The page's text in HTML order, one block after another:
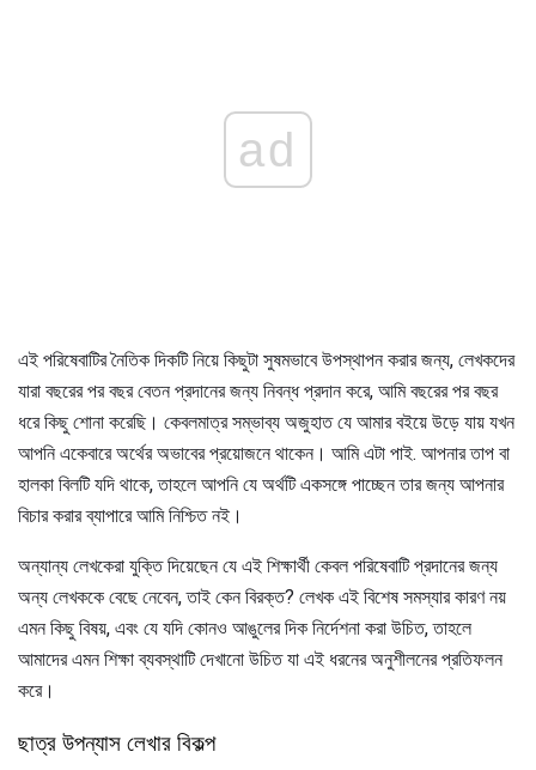
ad
এই পরিষেবাটির নৈতিক দিকটি নিয়ে কিছুটা সুষমভাবে উপস্থাপন করার জন্য, লেখকদের
যারা বছরের পর বছর বেতন প্রদানের জন্য নিবন্ধ প্রদান করে, আমি বছরের পর বছর
ধরে কিছু শোনা করেছি। কেবলমাত্র সম্ভাব্য অজুহাত যে আমার বইয়ে উড়ে যায় যখন
আপনি একেবারে অর্থের অভাবের প্রয়োজনে থাকেন। আমি এটা পাই. আপনার তাপ বা
হালকা বিলটি যদি থাকে, তাহলে আপনি যে অর্থটি একসঙ্গে পাচ্ছেন তার জন্য আপনার
বিচার করার ব্যাপারে আমি নিশ্চিত নই।
অন্যান্য লেখকেরা যুক্তি দিয়েছেন যে এই শিক্ষার্থী কেবল পরিষেবাটি প্রদানের জন্য
অন্য লেখককে বেছে নেবেন, তাই কেন বিরক্ত? লেখক এই বিশেষ সমস্যার কারণ নয়
এমন কিছু বিষয়, এবং যে যদি কোনও আঙুলের দিক নির্দেশনা করা উচিত, তাহলে
আমাদের এমন শিক্ষা ব্যবস্থাটি দেখানো উচিত যা এই ধরনের অনুশীলনের প্রতিফলন
করে।
ছাত্র উপন্যাস লেখার বিকল্প